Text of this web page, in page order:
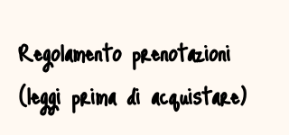
Regolamento prenotazioni
(leggi prima di acquistare)